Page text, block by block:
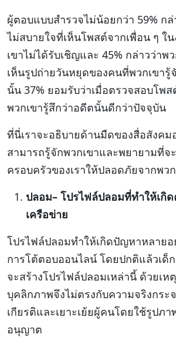
ผู้ตอบแบบสำรวจไม่น้อยกว่า 59% กล่
ไม่สบายใจที่เห็นโพสต์จากเพื่อน ๆ ใ
เขาไม่ได้รับเชิญและ 45% กล่าวว่าพ
เห็นรูปถ่ายวันหยุดของคนที่พวกเขารู้
นั้น 37% ยอมรับว่าเมื่อตรวจสอบโพส
พวกเขารู้สึกว่าอดีตนั้นดีกว่าปัจจุบัน
ที่นี่เราจะอธิบายด้านมืดของสื่อสังคม
สามารถรู้จักพวกเขาและพยายามที่จ
ครอบครัวของเราให้ปลอดภัยจากพว
ปลอม– โปรไฟล์ปลอมที่ทำให้เกิ
เครือข่าย
โปรไฟล์ปลอมทำให้เกิดปัญหาหลายอ
การโต้ตอบออนไลน์ โดยปกติแล้วเด็
จะสร้างโปรไฟล์ปลอมเหล่านี้ ด้วยเ
บุคลิกภาพจึงไม่ตรงกับความจริงกระ
เกียรติและเยาะเย้ยผู้คนโดยใช้รูปภ
อนุญาต